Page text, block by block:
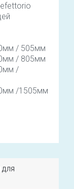
/ 505мм
/ 805мм
/
/1505мм